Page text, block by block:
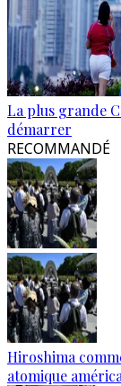
La plus grande
démarrer
RECOMMANDÉ
Hiroshima
atomique